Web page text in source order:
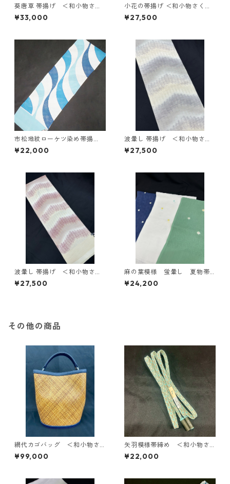
葵唐草 帯揚げ ＜和小物さく
ら＞ SOA-89
¥33,000
小花の帯揚げ ＜和小物さくら
＞ SOA-73
¥27,500
市松地紋ローケツ染め帯揚
げ ＜和小物さくら＞ SOA-
55
¥22,000
波暈し 帯揚げ ＜和小物さく
ら＞ SOA-80
¥27,500
波暈し 帯揚げ ＜和小物さく
ら＞ SOA-81
¥27,500
麻の葉模様 蛍暈し 夏物帯
揚げ ＜和小物さくら＞ SO
A-94（W・G・DB）
¥24,200
その他の商品
網代カゴバッグ ＜和小物さ
くら＞ SKB-7
¥99,000
矢羽模様帯締め ＜和小物さ
くら＞ SOJ-75
¥22,000